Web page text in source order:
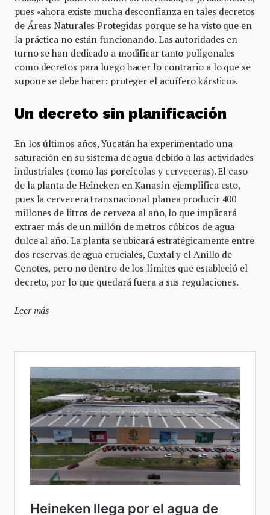
pues «ahora existe mucha desconfianza en tales decretos
de Áreas Naturales Protegidas porque se ha visto que en
la práctica no están funcionando. Las autoridades en
turno se han dedicado a modificar tanto poligonales
como decretos para luego hacer lo contrario a lo que se
supone se debe hacer: proteger el acuífero kárstico».
Un decreto sin planificación
En los últimos años, Yucatán ha experimentado una
saturación en su sistema de agua debido a las actividades
industriales (como las porcícolas y cerveceras). El caso
de la planta de Heineken en Kanasín ejemplifica esto,
pues la cervecera transnacional planea producir 400
millones de litros de cerveza al año, lo que implicará
extraer más de un millón de metros cúbicos de agua
dulce al año. La planta se ubicará estratégicamente entre
dos reservas de agua cruciales, Cuxtal y el Anillo de
Cenotes, pero no dentro de los límites que estableció el
decreto, por lo que quedará fuera a sus regulaciones.
Leer más